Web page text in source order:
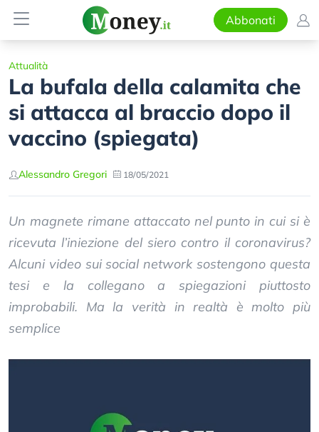
Abbonati
Attualità
La bufala della calamita che
si attacca al braccio dopo il
vaccino (spiegata)
Alessandro Gregori 18/05/2021
Un magnete rimane attaccato nel punto in cui si è
ricevuta l’iniezione del siero contro il coronavirus?
Alcuni video sui social network sostengono questa
tesi e la collegano a spiegazioni piuttosto
improbabili. Ma la verità in realtà è molto più
semplice